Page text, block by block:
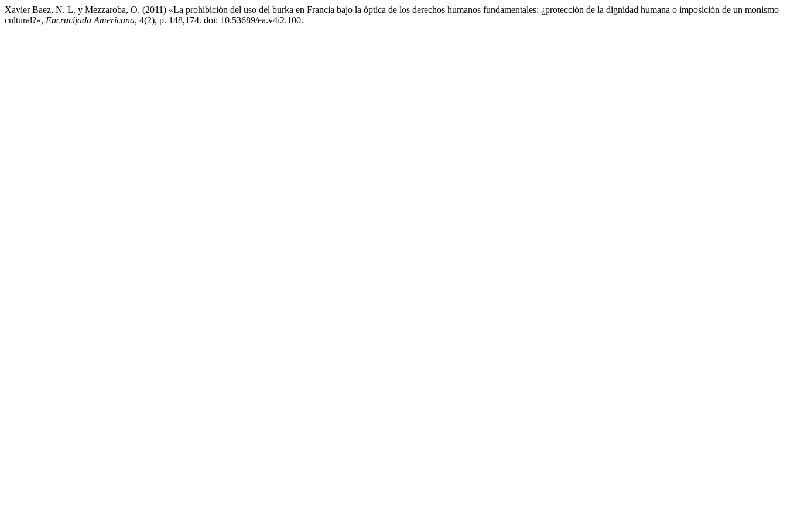
Xavier Baez, N. L. y Mezzaroba, O. (2011) «La prohibición del uso del burka en Francia bajo la óptica de los derechos humanos fundamentales: ¿protección de la dignidad humana o imposición de un monismo
cultural?», Encrucijada Americana, 4(2), p. 148,174. doi: 10.53689/ea.v4i2.100.